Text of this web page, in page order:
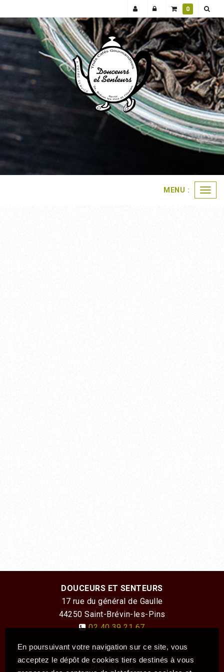
MENU :
0
DOUCEURS ET SENTEURS
17 rue du général de Gaulle
44250 Saint-Brévin-les-Pins
02 40 39 21 67
Plan du site
En poursuivant votre navigation sur ce site, vous
acceptez le dépôt de cookies tiers destinés à vous